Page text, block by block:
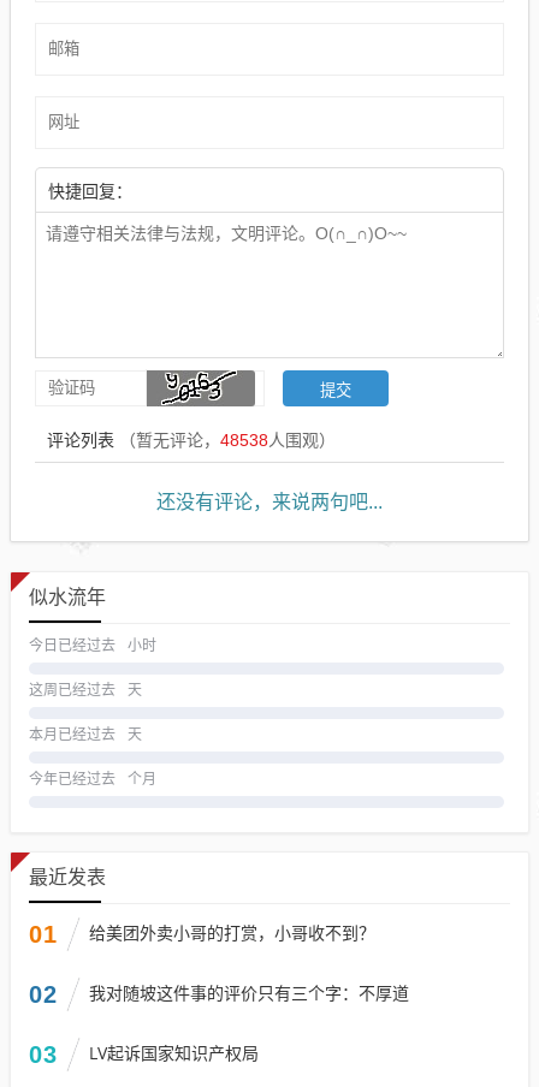
快捷回复：
评论列表 （暂无评论， 48538人围观）
还没有评论，来说两句吧...
似水流年
今日已经过去 小时
这周已经过去 天
本月已经过去 天
今年已经过去 个月
最近发表
01 给美团外卖小哥的打赏，小哥收不到？
02 我对随坡这件事的评价只有三个字：不厚道
03 LV起诉国家知识产权局